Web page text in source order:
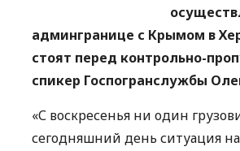
админгранице с Крымом в
стоят перед контрольно-
спикер Госпогранслужбы
«С воскресенья ни один
сегодняшний день ситуация